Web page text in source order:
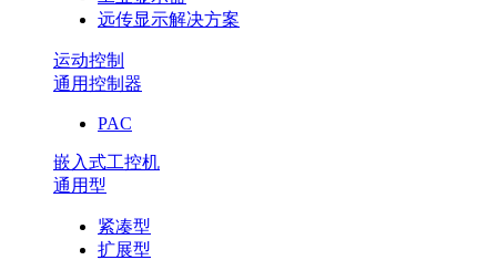
远传显示解决方案
运动控制
通用控制器
PAC
嵌入式工控机
通用型
紧凑型
扩展型